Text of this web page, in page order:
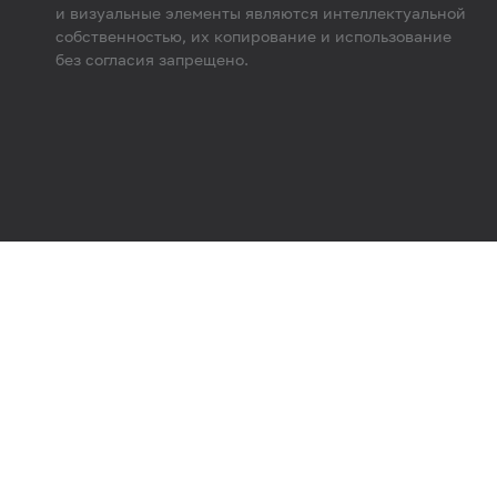
и визуальные элементы являются интеллектуальной
собственностью, их копирование и использование
без согласия запрещено.